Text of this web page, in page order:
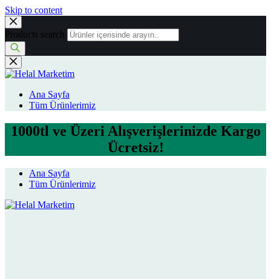
Skip to content
Products search
Ana Sayfa
Tüm Ürünlerimiz
1000tl ve Üzeri Alışverişlerinizde Kargo
Ücretsiz!
Ana Sayfa
Tüm Ürünlerimiz